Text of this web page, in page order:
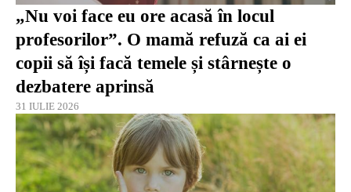
„Nu voi face eu ore acasă în locul
profesorilor”. O mamă refuză ca ai ei
copii să își facă temele și stârnește o
dezbatere aprinsă
31 IULIE 2026